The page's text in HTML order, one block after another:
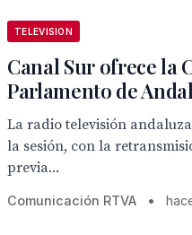
TELEVISION
Canal Sur ofrece la
Parlamento de
La radio televisión
la sesión, con la
previa...
Comunicación RTVA •